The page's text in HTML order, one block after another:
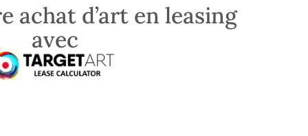
achat d’art en leasing
avec